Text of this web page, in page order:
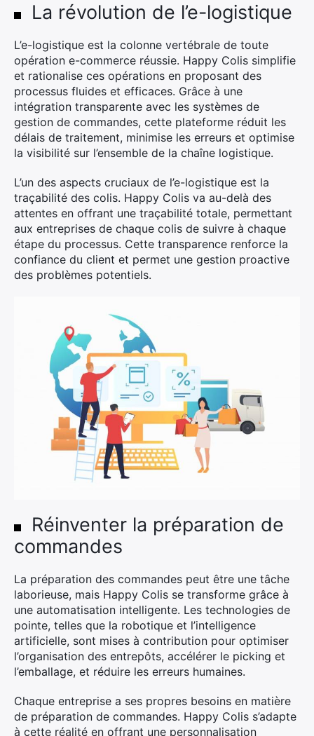
La révolution de l’e-logistique
L’e-logistique est la colonne vertébrale de toute
opération e-commerce réussie. Happy Colis simplifie
et rationalise ces opérations en proposant des
processus fluides et efficaces. Grâce à une
intégration transparente avec les systèmes de
gestion de commandes, cette plateforme réduit les
délais de traitement, minimise les erreurs et optimise
la visibilité sur l’ensemble de la chaîne logistique.
L’un des aspects cruciaux de l’e-logistique est la
traçabilité des colis. Happy Colis va au-delà des
attentes en offrant une traçabilité totale, permettant
aux entreprises de chaque colis de suivre à chaque
étape du processus. Cette transparence renforce la
confiance du client et permet une gestion proactive
des problèmes potentiels.
Réinventer la préparation de
commandes
La préparation des commandes peut être une tâche
laborieuse, mais Happy Colis se transforme grâce à
une automatisation intelligente. Les technologies de
pointe, telles que la robotique et l’intelligence
artificielle, sont mises à contribution pour optimiser
l’organisation des entrepôts, accélérer le picking et
l’emballage, et réduire les erreurs humaines.
Chaque entreprise a ses propres besoins en matière
de préparation de commandes. Happy Colis s’adapte
à cette réalité en offrant une personnalisation
×
Rechercher